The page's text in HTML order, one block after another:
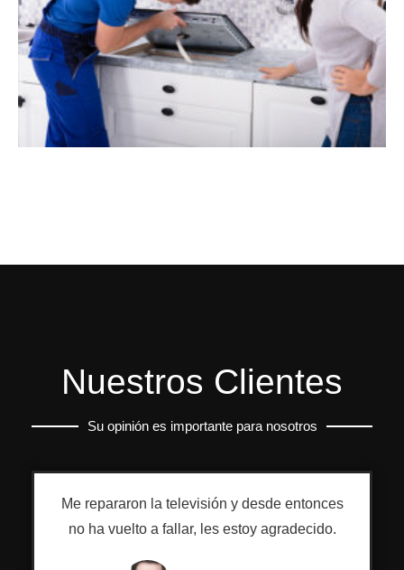
Nuestros Clientes
Su opinión es importante para nosotros
Me repararon la televisión y desde entonces
no ha vuelto a fallar, les estoy agradecido.